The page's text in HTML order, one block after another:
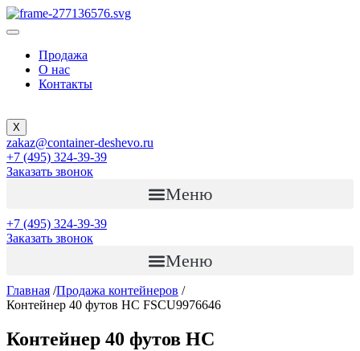
Продажа
О нас
Контакты
X
zakaz@container-deshevo.ru
+7 (495) 324-39-39
Заказать звонок
Меню
+7 (495) 324-39-39
Заказать звонок
Меню
Главная /Продажа контейнеров /
Контейнер 40 футов HC FSCU9976646
Контейнер 40 футов HC